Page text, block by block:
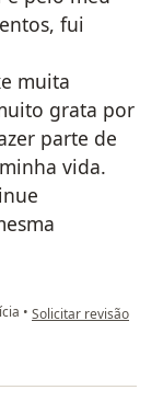
fui
muita
grata por
parte de
vida.
• na opinião do
Solicitar revisão